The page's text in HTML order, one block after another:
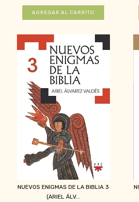
NUEVOS ENIGMAS DE LA BIBLIA 3
(ARIEL ÁLV...